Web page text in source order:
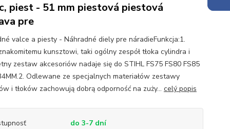
piest - 51 mm piestová piestová
pre
valce a piesty - Náhradné diely pre náradieFunkcja:1.
kunsztowi, taki ogólny zespół tłoka cylindra i
zestaw akcesoriów nadaje się do STIHL FS75 FS80 FS85
Odlewane ze specjalnych materiałów zestawy
i tłoków zachowują dobrą odporność na zuży... celý popis
do 3-7 dní